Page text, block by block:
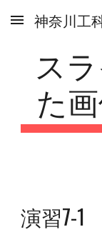
Skip to main
ス
た
演習7-1